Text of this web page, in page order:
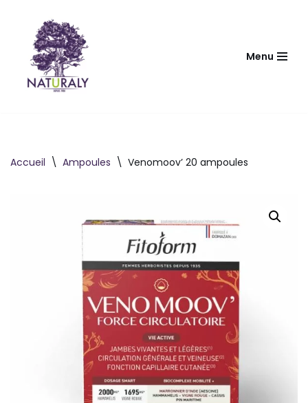
contenu
Menu
Accueil \ Ampoules \ Venomoov’ 20 ampoules